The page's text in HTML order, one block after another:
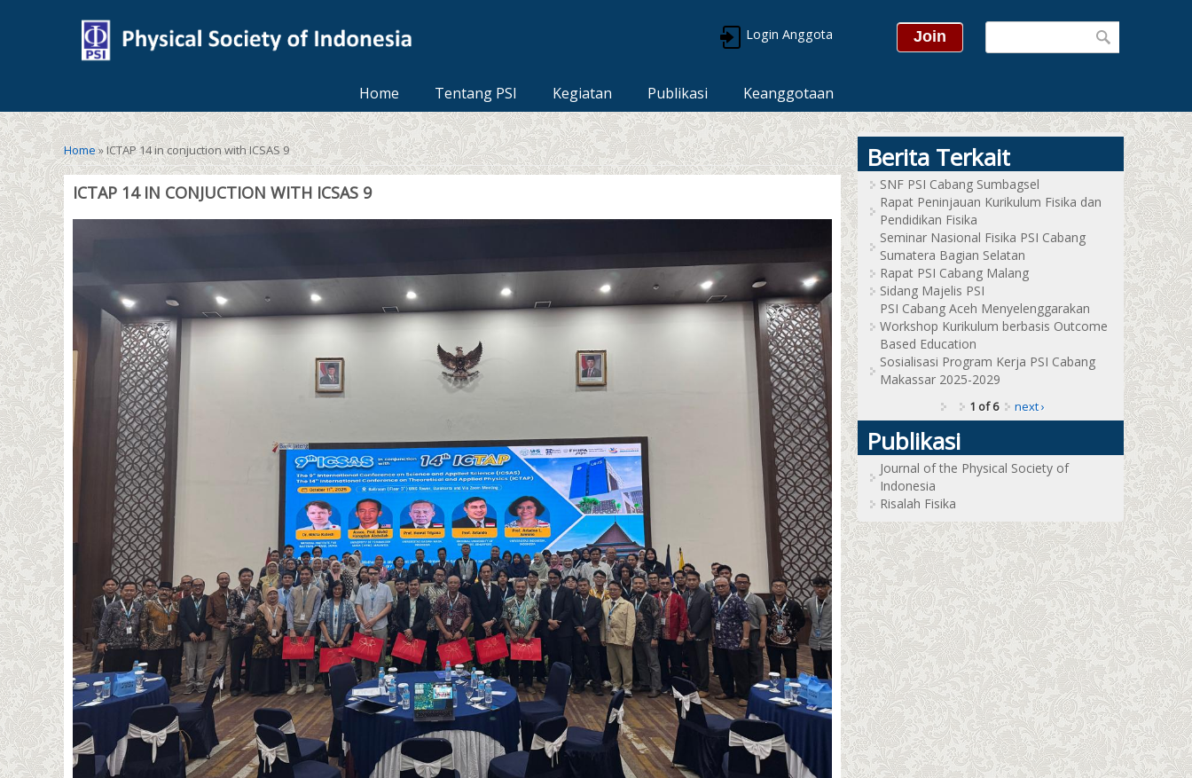
Login Anggota Search form
Home Tentang PSI Kegiatan Publikasi Keanggotaan
You are here
Home» ICTAP 14 in conjuction with ICSAS 9
ICTAP 14 IN CONJUCTION WITH ICSAS 9
Berita Terkait
SNF PSI Cabang Sumbagsel
Rapat Peninjauan Kurikulum Fisika dan
Pendidikan Fisika
Seminar Nasional Fisika PSI Cabang
Sumatera Bagian Selatan
Rapat PSI Cabang Malang
Sidang Majelis PSI
PSI Cabang Aceh Menyelenggarakan
Workshop Kurikulum berbasis Outcome
Based Education
Sosialisasi Program Kerja PSI Cabang
Makassar 2025-2029
1 of 6 next ›
Publikasi
Journal of the Physical Society of
Indonesia
Risalah Fisika